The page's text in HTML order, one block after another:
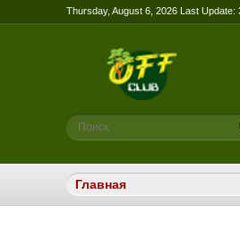
Thursday, August 6, 2026 Last Update:
Форма поиска
Поиск